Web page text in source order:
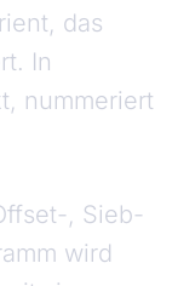
das
In
nummeriert
, Sieb-
wird